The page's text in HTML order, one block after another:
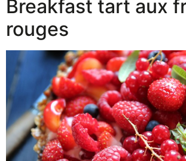
Breakfast tart aux
rouges